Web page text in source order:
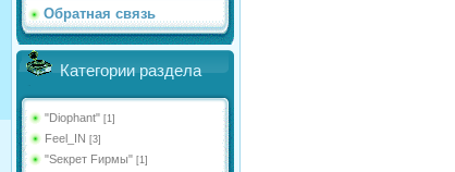
Обратная связь
Категории раздела
"Diophant" [1]
Feel_IN [3]
"Sекрет Fирмы" [1]